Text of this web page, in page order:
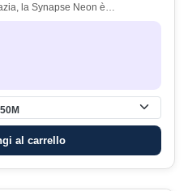
la Synapse Neon è…
al carrello